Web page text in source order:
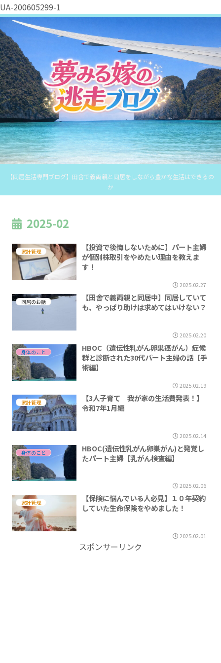
UA-200605299-1
【同居生活専門ブログ】田舎で義両親と同居をしながら豊かな生活はできるの
か
2025-02
家計管理
【投資で後悔しないために】パート主婦
が個別株取引をやめたい理由を教えま
す！
2025.02.27
同居のお話
【田舎で義両親と同居中】同居していて
も、やっぱり助けは求めてはいけない？
2025.02.20
身体のこと
HBOC（遺伝性乳がん卵巣癌がん）症候
群と診断された30代パート主婦の話【手
術編】
2025.02.19
家計管理
【3人子育て 我が家の生活費発表！】
令和7年1月編
2025.02.14
身体のこと
HBOC(遺伝性乳がん卵巣がん)と発覚し
たパート主婦【乳がん検査編】
2025.02.06
家計管理
【保険に悩んでいる人必見】１０年契約
していた生命保険をやめました！
2025.02.01
スポンサーリンク